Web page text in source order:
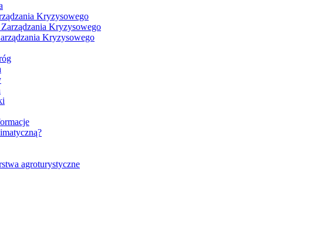
Kryzysowego
Kryzysowego
Kryzysowego
agroturystyczne